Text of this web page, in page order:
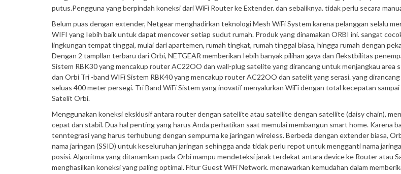
putus.Pengguna yang berpindah koneksi dari WiFi Router ke Extender. dan sebaliknya. tidak perlu secara
Belum puas dengan extender, Netgear menghadirkan teknologi Mesh WiFi System karena pelanggan selalu
WIFI yang Iebih baik untuk dapat mencover setiap sudut rumah. Produk yang dinamakan ORBI ini. sangat
lingkungan tempat tinggal, mulai dari apartemen, rumah tingkat, rumah tinggal biasa, hingga rumah dengan
Dengan 2 tampllan terbaru dari Orbi, NETGEAR memberikan Iebih banyak pilihan gaya dan flekstbilitas
Sistem RBK30 yang mencakup router AC22OO dan wall-plug satelite yang dirancang untuk menjangkau area
dan Orbi Tri -band WIFi Sistem RBK40 yang mencakup router AC22OO dan satelit yang serasi. yang
seluas 400 meter persegi. Tri Band WiFi Sistem yang inovatif menyalurkan WiFi dengan total kecepatan
Satelit Orbi.
Menggunakan koneksi eksklusif antara router dengan satellite atau satellite dengan satellite (daisy chain),
cepat dan stabil. Dua hal penting yang harus Anda perhatikan saat memulai membangun smart home. Karena
tenntegrasi yang harus terhubung dengan sempurna ke jaringan wireless. Berbeda dengan extender biasa,
nama jaringan (SSID) untuk keseluruhan jaringan sehingga anda tidak perlu repot untuk mengganti nama
posisi. Algoritma yang ditanamkan pada Orbi mampu mendeteksi jarak terdekat antara device ke Router atau
menghasilkan koneksi yang paling optimal. Fitur Guest WiFi Network. menawarkan kemudahan dalam